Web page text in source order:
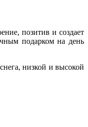
позитив и создает
подарком на день
низкой и высокой